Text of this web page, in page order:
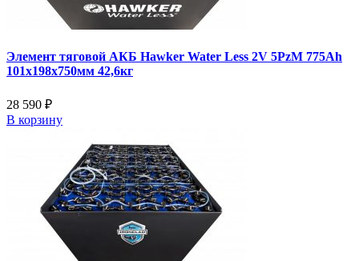
Элемент тяговой АКБ Hawker Water Less 2V 5PzM 775Ah
101x198x750мм 42,6кг
28 590 ₽
В корзину